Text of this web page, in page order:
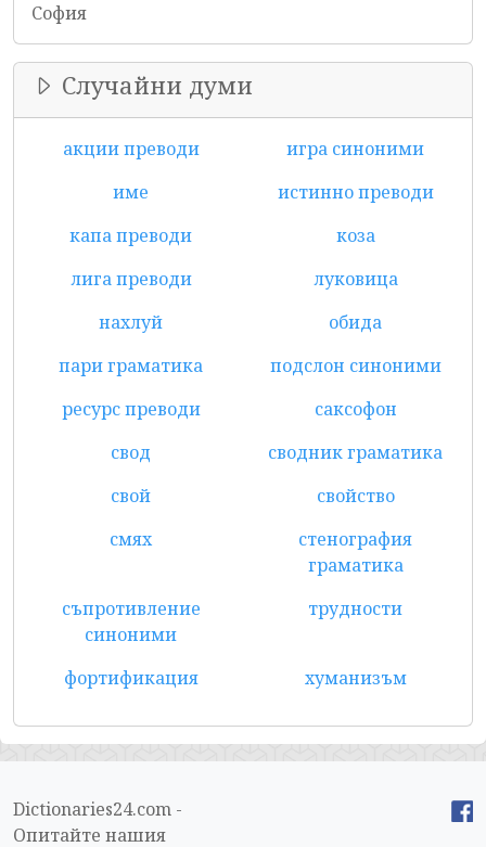
София
Случайни думи
акции преводи
игра синоними
име
истинно преводи
капа преводи
коза
лига преводи
луковица
нахлуй
обида
пари граматика
подслон синоними
ресурс преводи
саксофон
свод
сводник граматика
свой
свойство
смях
стенография
граматика
съпротивление
синоними
трудности
фортификация хуманизъм
Dictionaries24.com -
Опитайте нашия